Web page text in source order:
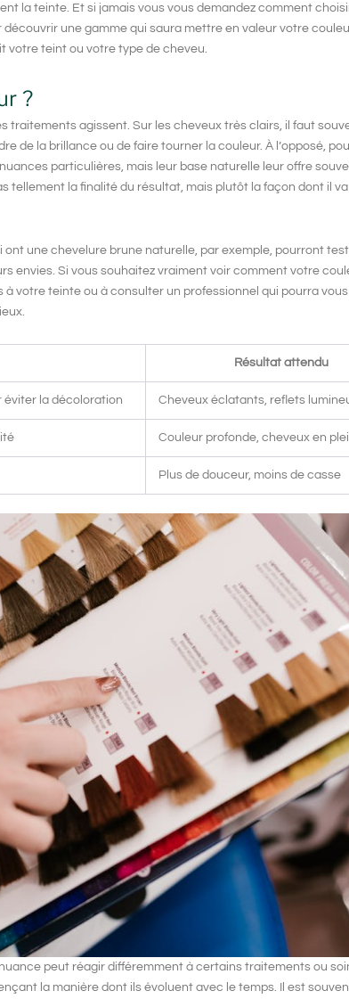
la teinte. Et si jamais vous vous demandez comment
découvrir une gamme qui saura mettre en valeur votre
votre teint ou votre type de cheveu.
?
traitements agissent. Sur les cheveux très clairs, il faut
de la brillance ou de faire tourner la couleur. À l’opposé,
particulières, mais leur base naturelle leur offre
tellement la finalité du résultat, mais plutôt la façon dont il
ont une chevelure brune naturelle, par exemple, pourront
envies. Si vous souhaitez vraiment voir comment votre
votre teinte ou à consulter un professionnel qui pourra vous
Résultat attendu
éviter la décoloration Cheveux éclatants, reflets
Couleur profonde, cheveux en
Plus de douceur, moins de casse
peut réagir différemment à certains traitements ou
la manière dont ils évoluent avec le temps. Il est